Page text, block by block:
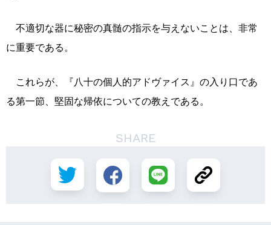
不適切な器に秘密の真髄の指示を与えないことは、非常
に重要である。
これらが、『八十の個人的アドヴァイス』の入り口であ
る第一節、堅固な帰依についての教えである。
SHARE